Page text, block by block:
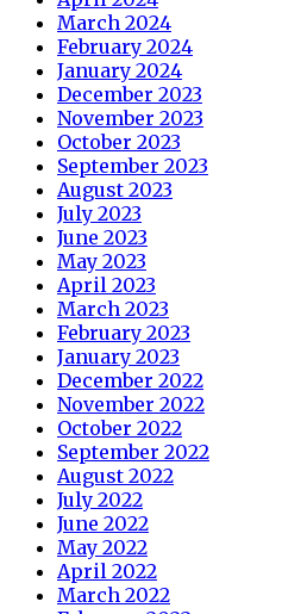
March 2024
February 2024
January 2024
December 2023
November 2023
October 2023
September 2023
August 2023
July 2023
June 2023
May 2023
April 2023
March 2023
February 2023
January 2023
December 2022
November 2022
October 2022
September 2022
August 2022
July 2022
June 2022
May 2022
April 2022
March 2022